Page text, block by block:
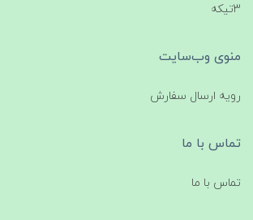
3تیکه
منوی وب‌سایت
رویه ارسال سفارش
تماس با ما
تماس با ما